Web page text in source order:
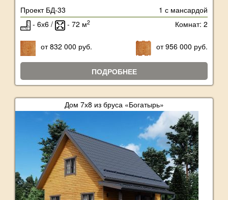
Проект БД-33
1 с мансардой
- 6х6 /
- 72 м2 Комнат: 2
от 832 000 руб. от 956 000 руб.
ПОДРОБНЕЕ
Дом 7х8 из бруса «Богатырь»